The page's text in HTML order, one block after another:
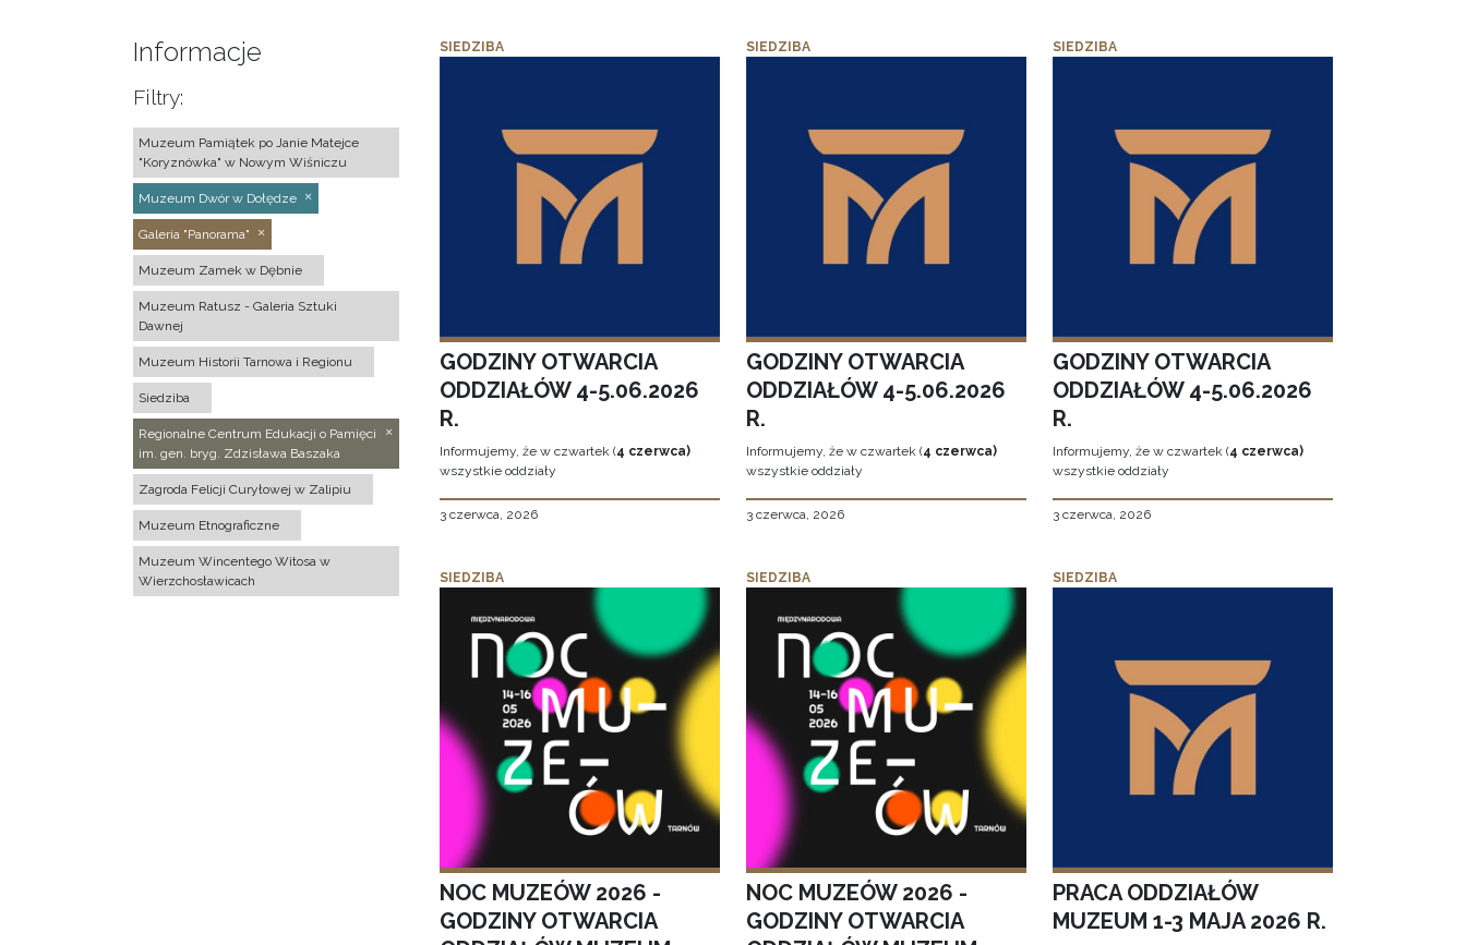
Informacje
Filtry:
Muzeum Pamiątek po Janie Matejce
"Koryznówka" w Nowym Wiśniczu
Muzeum Dwór w Dołędze
Galeria "Panorama"
Muzeum Zamek w Dębnie
Muzeum Ratusz - Galeria Sztuki
Dawnej
Muzeum Historii Tarnowa i Regionu
Siedziba
Regionalne Centrum Edukacji o Pamięci
im. gen. bryg. Zdzisława Baszaka
Zagroda Felicji Curyłowej w Zalipiu
Muzeum Etnograficzne
Muzeum Wincentego Witosa w
Wierzchosławicach
SIEDZIBA
GODZINY OTWARCIA
ODDZIAŁÓW 4-5.06.2026
R.
Informujemy, że w czwartek (4 czerwca)
wszystkie oddziały
3 czerwca, 2026
SIEDZIBA
GODZINY OTWARCIA
ODDZIAŁÓW 4-5.06.2026
R.
Informujemy, że w czwartek (4 czerwca)
wszystkie oddziały
3 czerwca, 2026
SIEDZIBA
GODZINY OTWARCIA
ODDZIAŁÓW 4-5.06.2026
R.
Informujemy, że w czwartek (4 czerwca)
wszystkie oddziały
3 czerwca, 2026
SIEDZIBA
NOC MUZEÓW 2026 -
GODZINY OTWARCIA
SIEDZIBA
NOC MUZEÓW 2026 -
GODZINY OTWARCIA
SIEDZIBA
PRACA ODDZIAŁÓW
MUZEUM 1-3 MAJA 2026 R.